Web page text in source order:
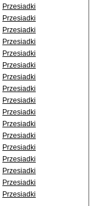
Przesiadki
Przesiadki
Przesiadki
Przesiadki
Przesiadki
Przesiadki
Przesiadki
Przesiadki
Przesiadki
Przesiadki
Przesiadki
Przesiadki
Przesiadki
Przesiadki
Przesiadki
Przesiadki
Przesiadki